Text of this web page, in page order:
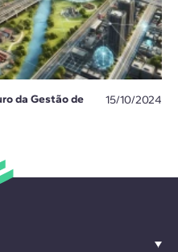
da Gestão de
15/10/2024